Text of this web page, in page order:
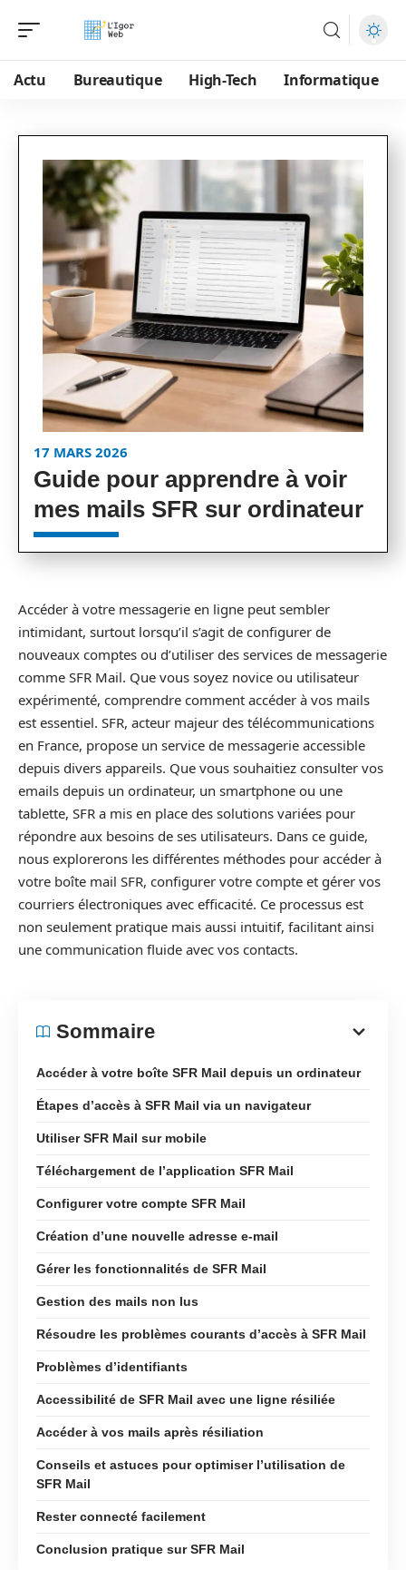
Actu Bureautique High-Tech Informatique
17 MARS 2026
Guide pour apprendre à voir
mes mails SFR sur ordinateur
Accéder à votre messagerie en ligne peut sembler
intimidant, surtout lorsqu’il s’agit de configurer de
nouveaux comptes ou d’utiliser des services de messagerie
comme SFR Mail. Que vous soyez novice ou utilisateur
expérimenté, comprendre comment accéder à vos mails
est essentiel. SFR, acteur majeur des télécommunications
en France, propose un service de messagerie accessible
depuis divers appareils. Que vous souhaitiez consulter vos
emails depuis un ordinateur, un smartphone ou une
tablette, SFR a mis en place des solutions variées pour
répondre aux besoins de ses utilisateurs. Dans ce guide,
nous explorerons les différentes méthodes pour accéder à
votre boîte mail SFR, configurer votre compte et gérer vos
courriers électroniques avec efficacité. Ce processus est
non seulement pratique mais aussi intuitif, facilitant ainsi
une communication fluide avec vos contacts.
Sommaire
Accéder à votre boîte SFR Mail depuis un ordinateur
Étapes d’accès à SFR Mail via un navigateur
Utiliser SFR Mail sur mobile
Téléchargement de l’application SFR Mail
Configurer votre compte SFR Mail
Création d’une nouvelle adresse e-mail
Gérer les fonctionnalités de SFR Mail
Gestion des mails non lus
Résoudre les problèmes courants d’accès à SFR Mail
Problèmes d’identifiants
Accessibilité de SFR Mail avec une ligne résiliée
Accéder à vos mails après résiliation
Conseils et astuces pour optimiser l’utilisation de
SFR Mail
Rester connecté facilement
Conclusion pratique sur SFR Mail